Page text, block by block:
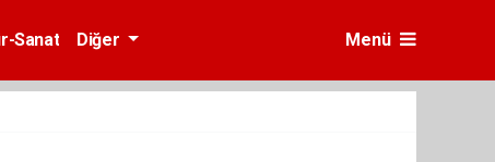
Sanat Diğer Menü